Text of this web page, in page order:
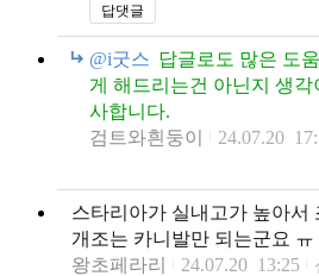
답댓글
@i굿스 답글로도 많은 도
게 해드리는건 아닌지 생
사합니다.
검트와흰둥이
24.07.20
스타리아가 실내고가 높아서
개조는 카니발만 되는군요 ㅠ
왕초페라리
24.07.20 13:25